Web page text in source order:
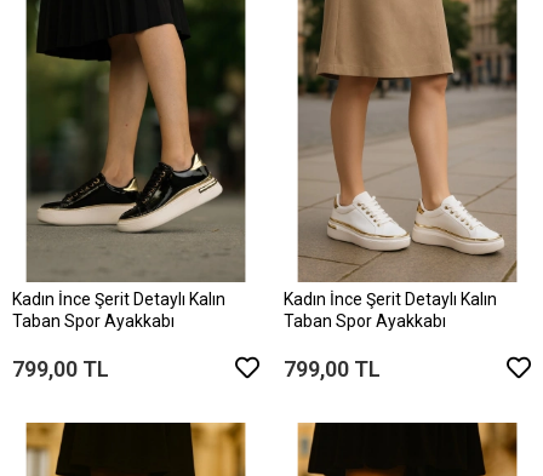
Kadın İnce Şerit Detaylı Kalın
Taban Spor Ayakkabı
799,00 TL
Kadın İnce Şerit Detaylı Kalın
Taban Spor Ayakkabı
799,00 TL